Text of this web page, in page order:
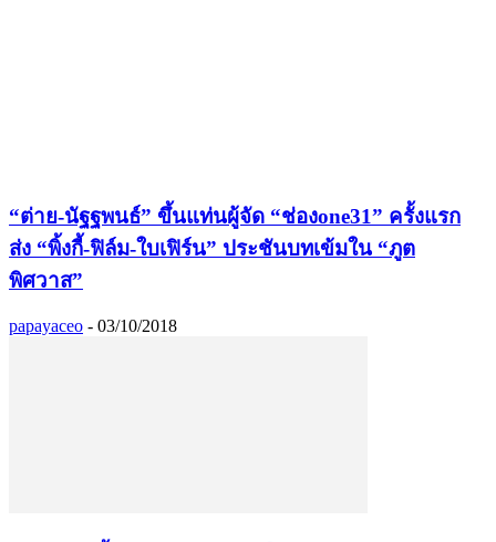
“ต่าย-นัฐฐพนธ์” ขึ้นแท่นผู้จัด “ช่องone31” ครั้งแรก
ส่ง “พิ้งกี้-ฟิล์ม-ใบเฟิร์น” ประชันบทเข้มใน “ภูต
พิศวาส”
papayaceo - 03/10/2018